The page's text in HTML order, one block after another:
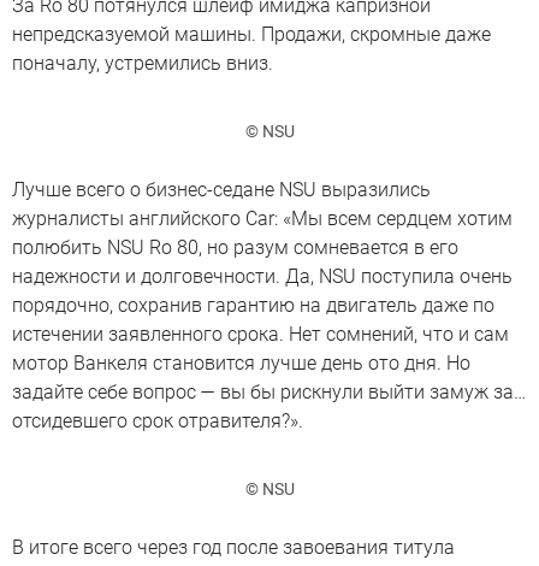
За Ro 80 потянулся шлейф имиджа капризной
непредсказуемой машины. Продажи, скромные даже
поначалу, устремились вниз.
© NSU
Лучше всего о бизнес-седане NSU выразились
журналисты английского Car: «Мы всем сердцем хотим
полюбить NSU Ro 80, но разум сомневается в его
надежности и долговечности. Да, NSU поступила очень
порядочно, сохранив гарантию на двигатель даже по
истечении заявленного срока. Нет сомнений, что и сам
мотор Ванкеля становится лучше день ото дня. Но
задайте себе вопрос — вы бы рискнули выйти замуж за…
отсидевшего срок отравителя?».
© NSU
В итоге всего через год после завоевания титула